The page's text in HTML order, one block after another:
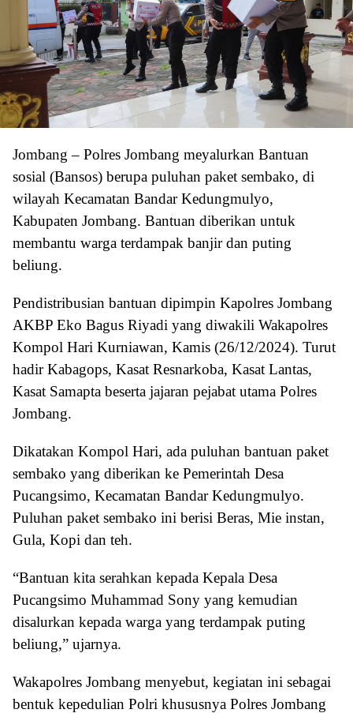
Jombang – Polres Jombang meyalurkan Bantuan
sosial (Bansos) berupa puluhan paket sembako, di
wilayah Kecamatan Bandar Kedungmulyo,
Kabupaten Jombang. Bantuan diberikan untuk
membantu warga terdampak banjir dan puting
beliung.
Pendistribusian bantuan dipimpin Kapolres Jombang
AKBP Eko Bagus Riyadi yang diwakili Wakapolres
Kompol Hari Kurniawan, Kamis (26/12/2024). Turut
hadir Kabagops, Kasat Resnarkoba, Kasat Lantas,
Kasat Samapta beserta jajaran pejabat utama Polres
Jombang.
Dikatakan Kompol Hari, ada puluhan bantuan paket
sembako yang diberikan ke Pemerintah Desa
Pucangsimo, Kecamatan Bandar Kedungmulyo.
Puluhan paket sembako ini berisi Beras, Mie instan,
Gula, Kopi dan teh.
“Bantuan kita serahkan kepada Kepala Desa
Pucangsimo Muhammad Sony yang kemudian
disalurkan kepada warga yang terdampak puting
beliung,” ujarnya.
Wakapolres Jombang menyebut, kegiatan ini sebagai
bentuk kepedulian Polri khususnya Polres Jombang